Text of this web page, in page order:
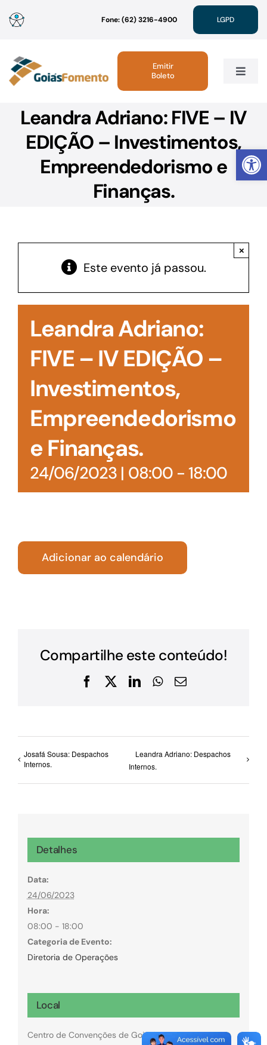
Abrir
para
conteúdo
Fone: (62) 3216-4900 LGPD
Toggle
Institucional
Linhas de Crédito
Acesso à Informação
Emitir
Boleto
Leandra Adriano: FIVE – IV
EDIÇÃO – Investimentos,
Empreendedorismo e
Finanças.
Este evento já passou.
×
Leandra Adriano:
FIVE – IV EDIÇÃO –
Investimentos,
Empreendedorismo
e Finanças.
24/06/2023 | 08:00- 18:00
Adicionar ao calendário
Compartilhe este conteúdo!
Facebook
X LinkedInWhatsApp
E-
Josafá Sousa: Despachos
Internos.
Leandra Adriano: Despachos
Internos.
Detalhes
Data:
24/06/2023
Hora:
08:00 - 18:00
Categoria de Evento:
Diretoria de Operações
Local
Centro de Convenções de Goiânia.